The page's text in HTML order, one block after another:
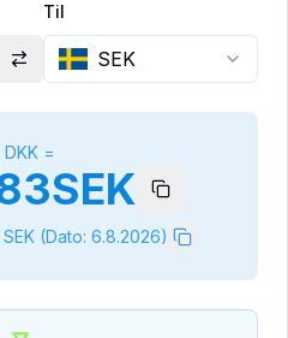
Til
SEK
DKK =
SEK
SEK(Dato: 6.8.2026)